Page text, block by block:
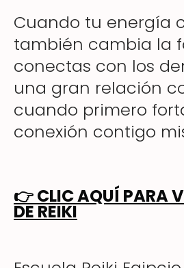
Cuando tu energía
también cambia la
conectas con los
una gran relación
cuando primero
conexión contigo
👉CLIC AQUÍ PARA
DE REIKI